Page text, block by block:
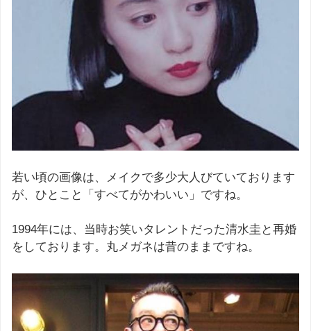
若い頃の画像は、メイクで多少大人びていております
が、ひとこと「すべてがかわいい」ですね。
1994年には、当時お笑いタレントだった清水圭と再婚
をしております。丸メガネは昔のままですね。